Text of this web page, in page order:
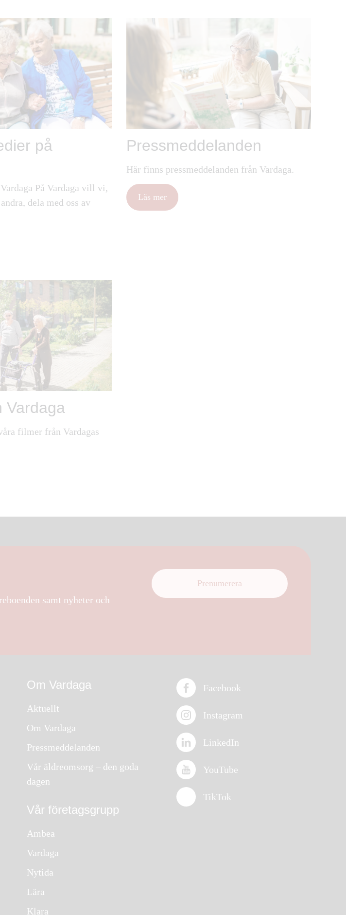
på
På Vardaga vill vi,
dela med oss av
Pressmeddelanden
Här finns pressmeddelanden från Vardaga.
Läs mer
Vardaga
filmer från Vardagas
samt nyheter och
Prenumerera
Om Vardaga
Aktuellt
Om Vardaga
Pressmeddelanden
Vår äldreomsorg – den goda
dagen
Vår företagsgrupp
Ambea
Vardaga
Nytida
Lära
Klara
Facebook
Instagram
LinkedIn
YouTube
TikTok